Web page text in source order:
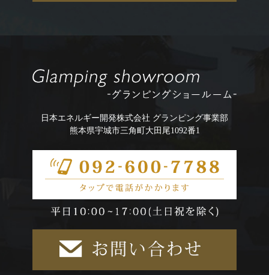
日本エネルギー開発株式会社 グランピング事業部
熊本県宇城市三角町大田尾1092番1